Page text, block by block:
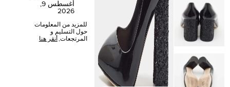
أغسطس 9,
2026
للمزيد من المعلومات
حول التسليم و
المرتجعات, أنقر هنا